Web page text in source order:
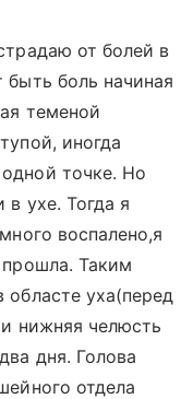
от болей в
боль начиная
теменой
иногда
точке. Но
в ухе. Тогда я
воспалено,я
прошла. Таким
областе уха(перед
нижняя челюсть
дня. Голова
отдела